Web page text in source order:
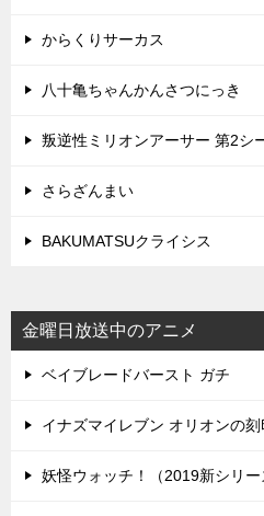
からくりサーカス
八十亀ちゃんかんさつにっき
叛逆性ミリオンアーサー 第2シ
さらざんまい
BAKUMATSUクライシス
金曜日放送中のアニメ
ベイブレードバースト ガチ
イナズマイレブン オリオンの刻
妖怪ウォッチ！（2019新シリー